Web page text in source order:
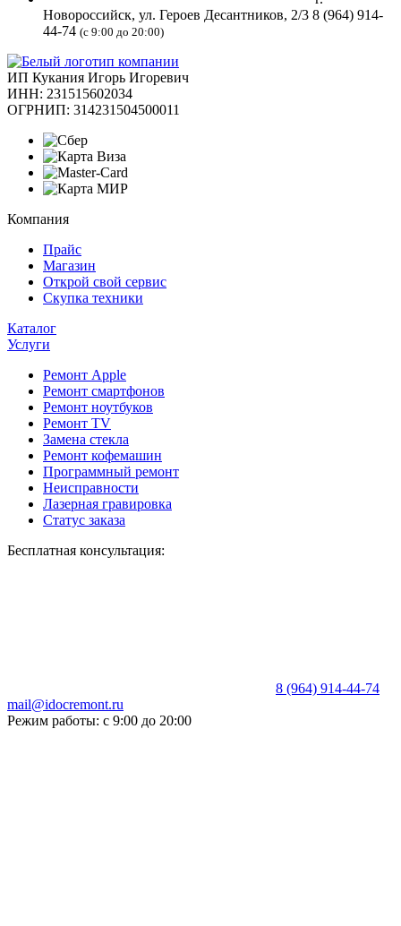
Новороссийск, ул. Героев Десантников, 2/3 8 (964) 914-
44-74 (с 9:00 до 20:00)
ИП Кукания Игорь Игоревич
ИНН: 231515602034
ОГРНИП: 314231504500011
Компания
Прайс
Магазин
Открой свой сервис
Скупка техники
Каталог
Услуги
Ремонт Apple
Ремонт смартфонов
Ремонт ноутбуков
Ремонт TV
Замена стекла
Ремонт кофемашин
Программный ремонт
Неисправности
Лазерная гравировка
Статус заказа
Бесплатная консультация:
8 (964) 914-44-74
mail@idocremont.ru
Режим работы: с 9:00 до 20:00